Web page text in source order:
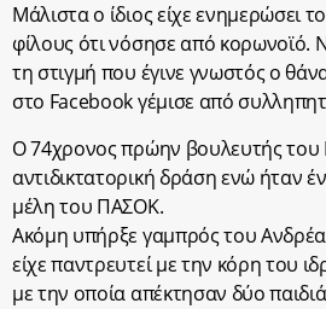
Μάλιστα ο ίδιος είχε ενημερώσει
φίλους ότι νόσησε από κορωνοϊό.
τη στιγμή που έγινε γνωστός ο
στο Facebook γέμισε από
O 74χρονος πρώην βουλευτής του
αντιδικτατορική δράση ενώ ήταν
μέλη του ΠΑΣΟΚ.
Ακόμη υπήρξε γαμπρός του
είχε παντρευτεί με την κόρη του
με την οποία απέκτησαν δύο